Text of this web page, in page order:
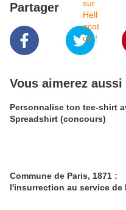
Partager
Vous aimerez aussi
Personnalise ton tee-shirt
Spreadshirt (concours)
Commune de Paris, 1871 :
l'insurrection au service de